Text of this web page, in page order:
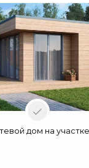
дом на участке